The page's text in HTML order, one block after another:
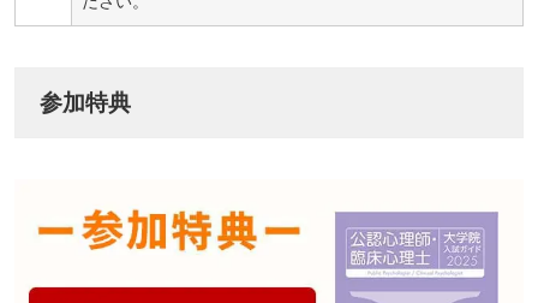
参加特典